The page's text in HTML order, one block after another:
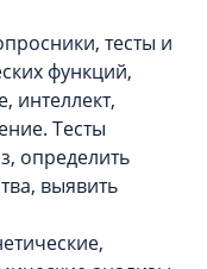
тесты и
функций,
интеллект,
Тесты
определить
выявить